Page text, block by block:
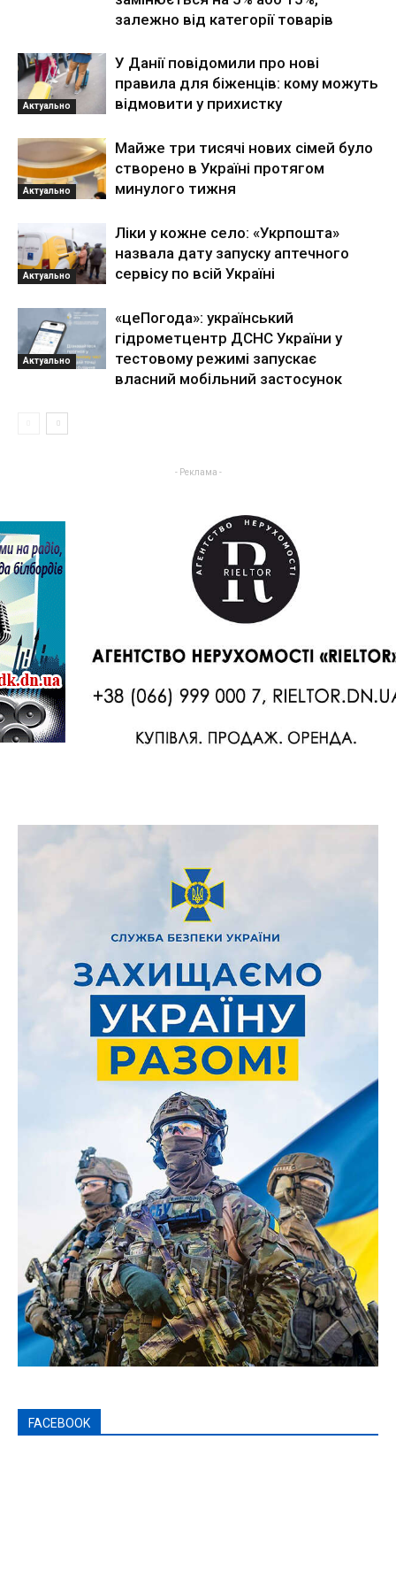
залежно від категорії товарів
Актуально
У Данії повідомили про нові
правила для біженців: кому можуть
відмовити у прихистку
Актуально
Майже три тисячі нових сімей було
створено в Україні протягом
минулого тижня
Актуально
Ліки у кожне село: «Укрпошта»
назвала дату запуску аптечного
сервісу по всій Україні
Актуально
«цеПогода»: український
гідрометцентр ДСНС України у
тестовому режимі запускає
власний мобільний застосунок
- Реклама -
FACEBOOK